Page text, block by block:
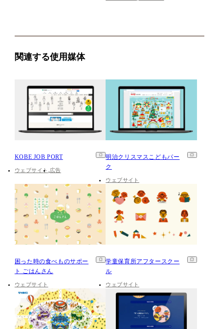
関連する使用媒体
KOBE JOB PORT
ウェブサイト 広告
明治クリスマスこどもパー
ク
ウェブサイト
困った時の食べものサポー
ト ごはんさん
ウェブサイト
学童保育所アフタースクー
ル
ウェブサイト